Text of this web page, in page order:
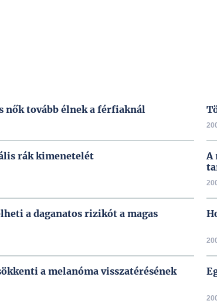
nők tovább élnek a férfiaknál
rák kimenetelét
A
a daganatos rizikót a magas
a melanóma visszatérésének